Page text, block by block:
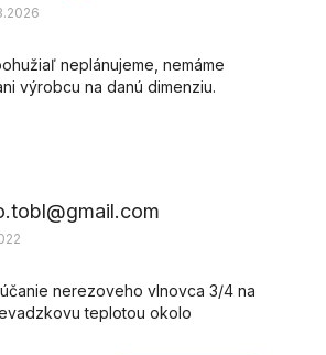
neplánujeme, nemáme
výrobcu na danú dimenziu.
nerezoveho vlnovca 3/4 na
teplotou okolo